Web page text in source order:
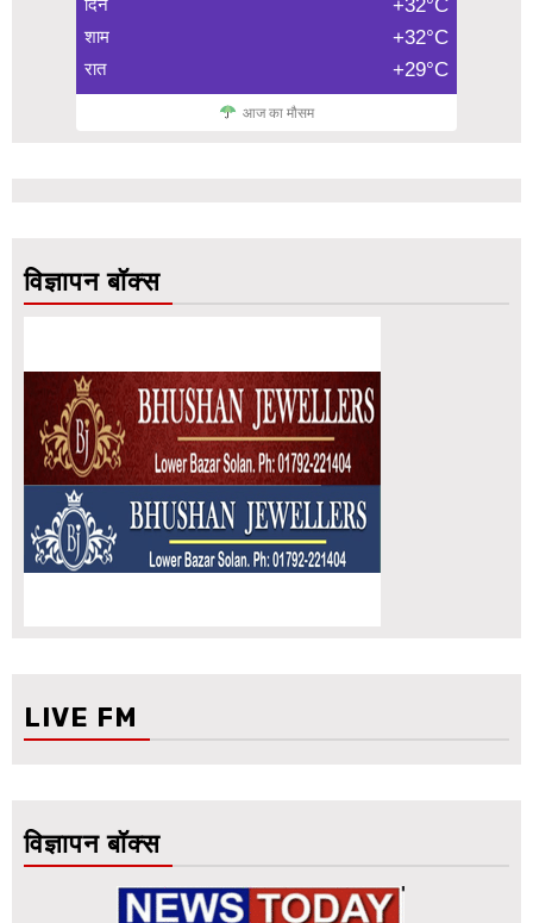
दिन +32°C
शाम +32°C
रात +29°C
आज का मौसम
विज्ञापन बॉक्स
LIVE FM
विज्ञापन बॉक्स